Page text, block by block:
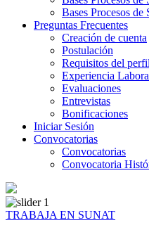
Bases Procesos
Preguntas Frecuentes
Creación de cuenta
Postulación
Requisitos del
Experiencia
Evaluaciones
Entrevistas
Bonificaciones
Iniciar Sesión
Convocatorias
Convocatorias
Convocatoria
TRABAJA EN SUNAT